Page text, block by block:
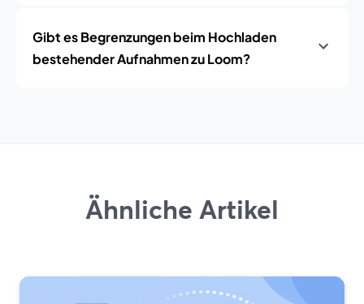
Gibt es Begrenzungen beim Hochladen
bestehender Aufnahmen zu Loom?
Ähnliche Artikel